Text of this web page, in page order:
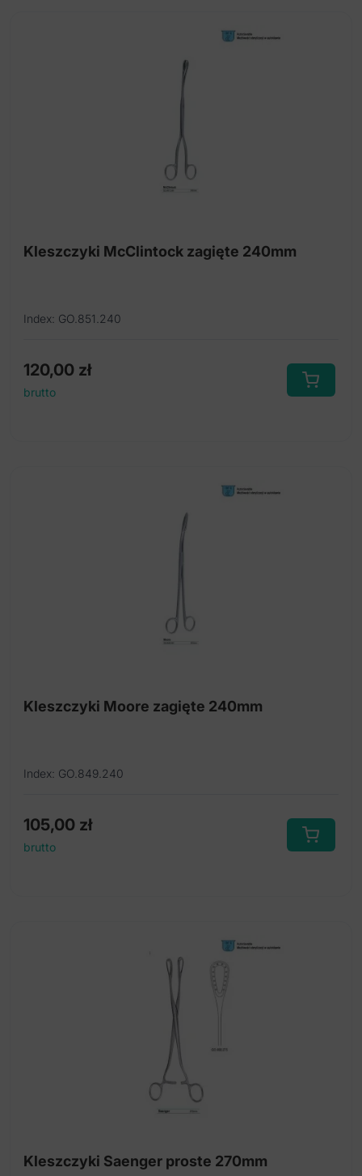
Kleszczyki McClintock zagięte 240mm
Index: GO.851.240
120,00 zł
brutto
Kleszczyki Moore zagięte 240mm
Index: GO.849.240
105,00 zł
brutto
Kleszczyki Saenger proste 270mm